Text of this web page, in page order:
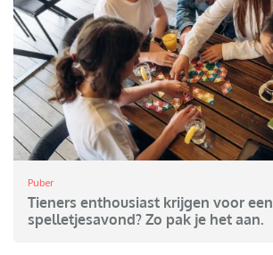
Puber
Tieners enthousiast krijgen voor een
spelletjesavond? Zo pak je het aan.